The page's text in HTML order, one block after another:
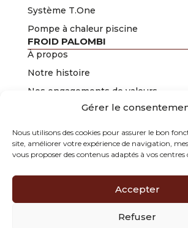
Gérer le
Nous utilisons des cookies pour assurer le bon
site, améliorer votre expérience de navigation,
vous proposer des contenus adaptés à vos centres
Accepter
Refuser
Système T.One
Pompe à chaleur piscine
FROID PALOMBI
À propos
Notre histoire
Nos engagements de valeurs
Nos certifications
Groupe Palombi
Club Parrainage
Froid Palombi
84300 CAVAILLON
04 90 78 12 64
contact@froid-